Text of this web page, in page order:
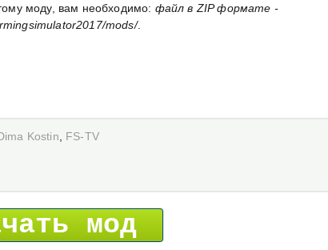
моду, вам необходимо: файл в ZIP формате -
mods/.
Kostin, FS-TV
мод